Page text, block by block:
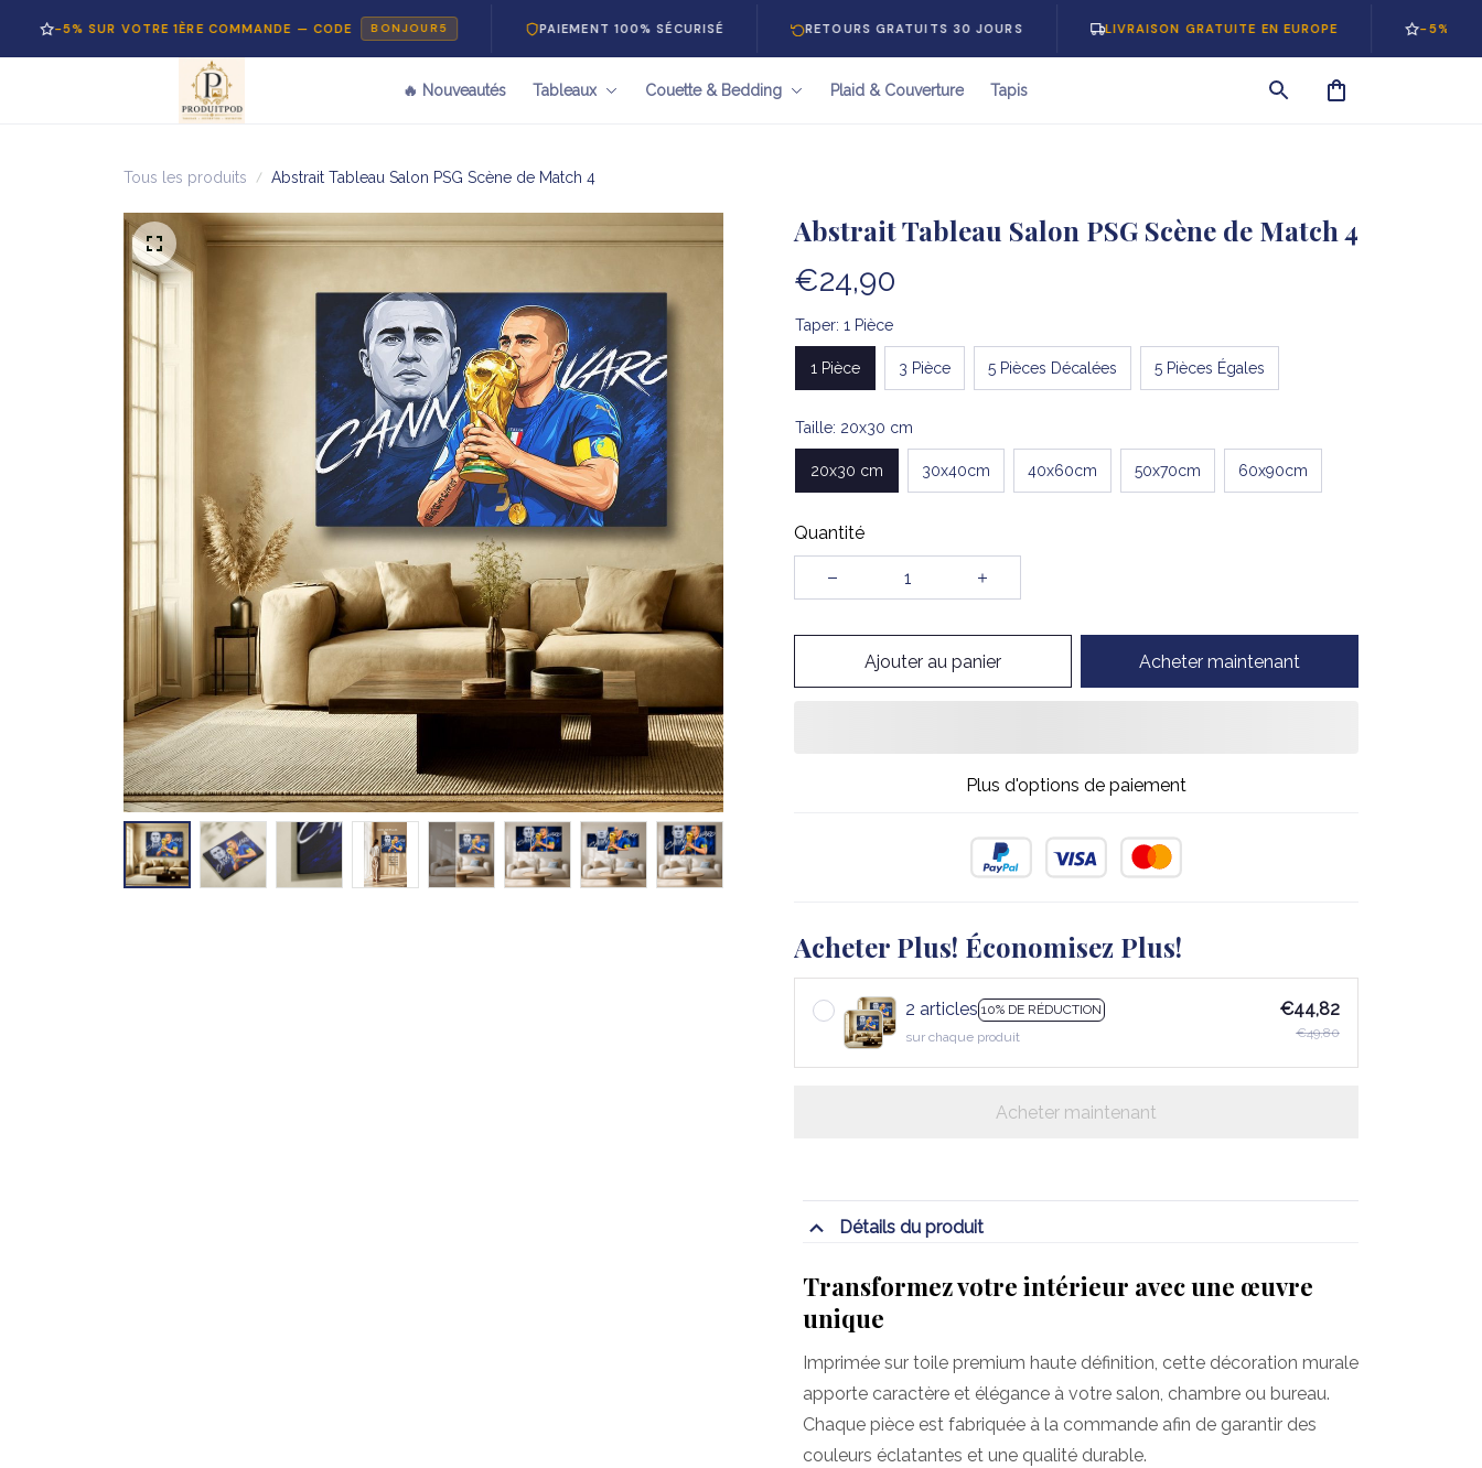
SUR VOTRE 1ÈRE COMMANDE — CODE BONJOUR5 PAIEMENT 100% SÉCURISÉ RETOURS GRATUITS 30 JOURS LIVRAISON GRATUITE EN EUROPE -5% SUR VOTRE
🔥 Nouveautés Tableaux Couette & Bedding Plaid & Couverture Tapis
Tous les produits Abstrait Tableau Salon PSG Scène de Match 4
Abstrait Tableau Salon PSG Scène de Match 4
€24,90
Taper: 1 Pièce
1 Pièce 3 Pièce 5 Pièces Décalées 5 Pièces Égales
Taille: 20x30 cm
20x30 cm 30x40cm 40x60cm 50x70cm 60x90cm
Quantité
Ajouter au panier Acheter maintenant
Plus d'options de paiement
Acheter Plus! Économisez Plus!
2 articles 10% DE RÉDUCTION
sur chaque produit
€44,82
€49,80
Acheter maintenant
Détails du produit
Transformez votre intérieur avec une œuvre
unique
Imprimée sur toile premium haute définition, cette décoration murale
apporte caractère et élégance à votre salon, chambre ou bureau.
Chaque pièce est fabriquée à la commande afin de garantir des
couleurs éclatantes et une qualité durable.